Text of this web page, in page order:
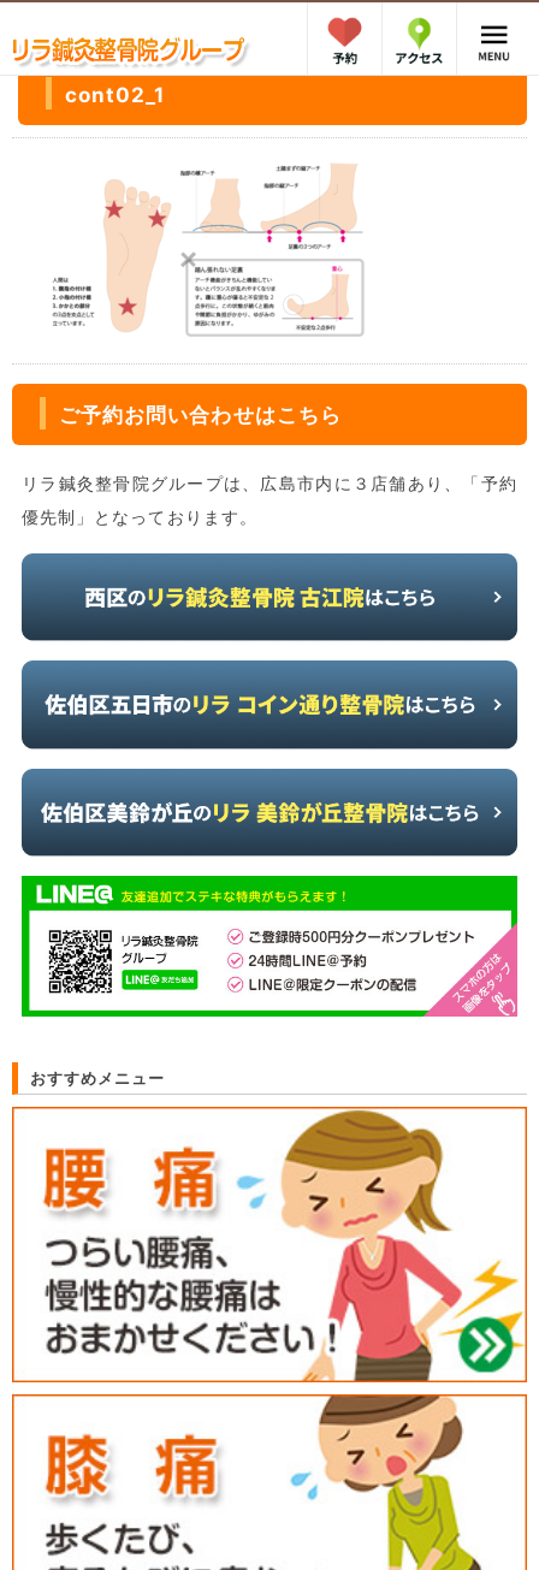
cont02_1
ご予約お問い合わせはこちら
リラ鍼灸整骨院グループは、広島市内に３店舗あり、「予約
優先制」となっております。
おすすめメニュー